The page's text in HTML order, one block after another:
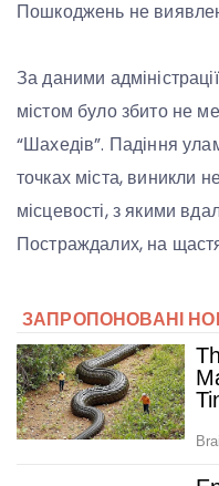
Пошкоджень не
За даними
містом було збито не
“Шахедів”. Падіння
точках міста, виникли
місцевості, з якими
Постраждалих, на